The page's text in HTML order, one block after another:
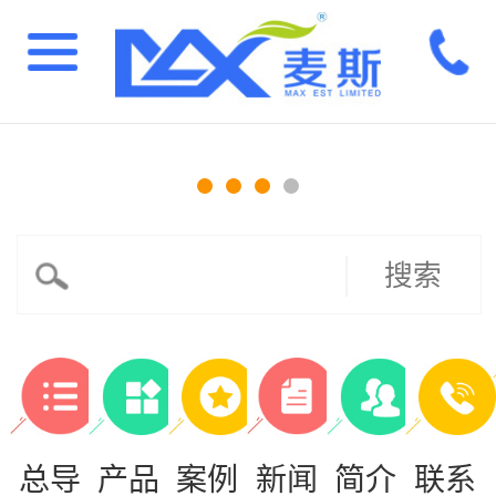
搜索
总导 产品 案例 新闻 简介 联系